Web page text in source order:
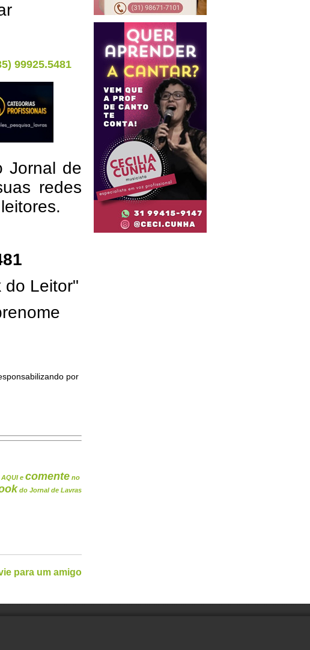
99925.5481
Jornal de
redes
do Leitor"
por
e comente no
do Jornal de Lavras
para um amigo